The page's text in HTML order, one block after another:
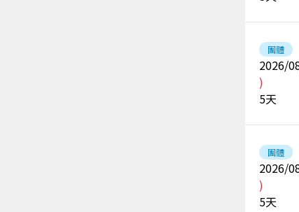
團體
2026/
)
5天
團體
2026/
)
5天